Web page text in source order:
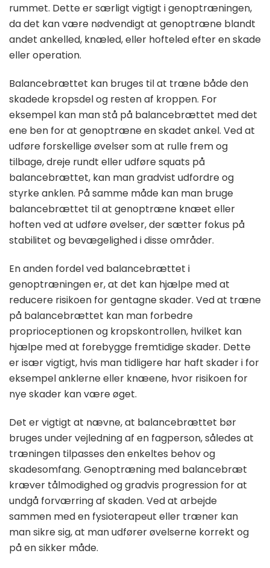
rummet. Dette er særligt vigtigt i genoptræningen,
da det kan være nødvendigt at genoptræne blandt
andet ankelled, knæled, eller hofteled efter en skade
eller operation.
Balancebrættet kan bruges til at træne både den
skadede kropsdel og resten af kroppen. For
eksempel kan man stå på balancebrættet med det
ene ben for at genoptræne en skadet ankel. Ved at
udføre forskellige øvelser som at rulle frem og
tilbage, dreje rundt eller udføre squats på
balancebrættet, kan man gradvist udfordre og
styrke anklen. På samme måde kan man bruge
balancebrættet til at genoptræne knæet eller
hoften ved at udføre øvelser, der sætter fokus på
stabilitet og bevægelighed i disse områder.
En anden fordel ved balancebrættet i
genoptræningen er, at det kan hjælpe med at
reducere risikoen for gentagne skader. Ved at træne
på balancebrættet kan man forbedre
proprioceptionen og kropskontrollen, hvilket kan
hjælpe med at forebygge fremtidige skader. Dette
er især vigtigt, hvis man tidligere har haft skader i for
eksempel anklerne eller knæene, hvor risikoen for
nye skader kan være øget.
Det er vigtigt at nævne, at balancebrættet bør
bruges under vejledning af en fagperson, således at
træningen tilpasses den enkeltes behov og
skadesomfang. Genoptræning med balancebræt
kræver tålmodighed og gradvis progression for at
undgå forværring af skaden. Ved at arbejde
sammen med en fysioterapeut eller træner kan
man sikre sig, at man udfører øvelserne korrekt og
på en sikker måde.